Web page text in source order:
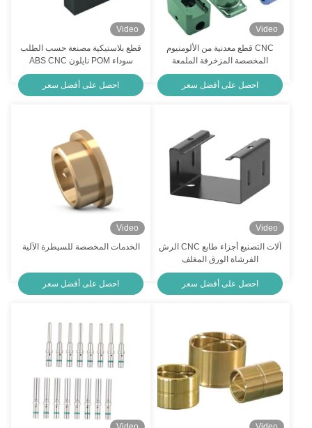
معالجة المعادن CNC طحن قطع الطحن خدمة التحول الملمع للسيارات
أجزاء معدنية مُعدّلة حسب الطلب أجزاء صناعة الألومنيوم
Video
CNC قطع معدنية من الألومنيوم
المخصصة المزخرفة الملمعة
للدراجات النارية
احصل على أفضل سعر
Video
قطع بلاستيكية مصنعة حسب الطلب
سوداء POM نايلون ABS CNC
تحويل قطع الطحن
احصل على أفضل سعر
Video
آلات التصنيع أجزاء طابع CNC الرش
الفرشاة الورق المغلف
احصل على أفضل سعر
Video
الخدمات المخصصة للسيطرة الآلية
احصل على أفضل سعر